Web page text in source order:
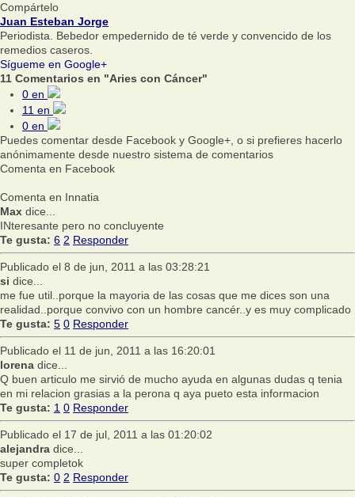
Compártelo
Juan Esteban Jorge
Periodista. Bebedor empedernido de té verde y convencido de los
remedios caseros.
Sígueme en Google+
11 Comentarios en "Aries con Cáncer"
0 en
11 en
0 en
Puedes comentar desde Facebook y Google+, o si prefieres hacerlo
anónimamente desde nuestro sistema de comentarios
Comenta en Facebook
Comenta en Innatia
Max dice...
INteresante pero no concluyente
Te gusta: 6 2 Responder
Publicado el 8 de jun, 2011 a las 03:28:21
si dice...
me fue util..porque la mayoria de las cosas que me dices son una
realidad..porque convivo con un hombre cancér..y es muy complicado
Te gusta: 5 0 Responder
Publicado el 11 de jun, 2011 a las 16:20:01
lorena dice...
Q buen articulo me sirvió de mucho ayuda en algunas dudas q tenia
en mi relacion grasias a la perona q aya pueto esta informacion
Te gusta: 1 0 Responder
Publicado el 17 de jul, 2011 a las 01:20:02
alejandra dice...
super completok
Te gusta: 0 2 Responder